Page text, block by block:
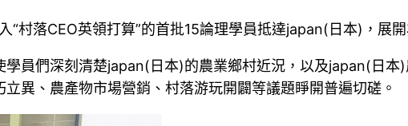
“村落CEO英領打算”的首批15論理學員抵達japan(日本)，展
員們深刻清楚japan(日本)的農業鄉村近況，以及japan(日
異、農產物市場營銷、村落游玩開闢等議題睜開普遍切磋。